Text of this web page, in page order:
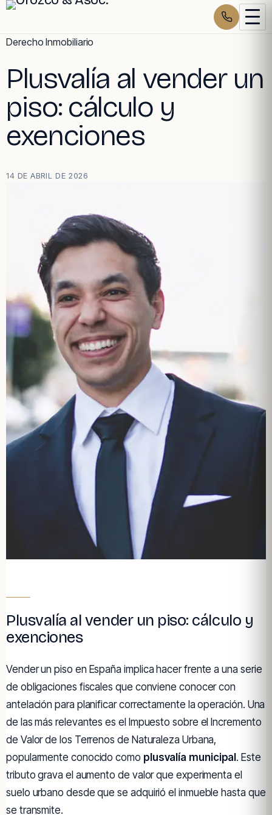
Skip
content
Derecho Inmobiliario
Plusvalía al vender un
piso: cálculo y
exenciones
14 DE ABRIL DE 2026
Plusvalía al vender un piso: cálculo y
exenciones
Vender un piso en España implica hacer frente a una serie
de obligaciones fiscales que conviene conocer con
antelación para planificar correctamente la operación. Una
de las más relevantes es el Impuesto sobre el Incremento
de Valor de los Terrenos de Naturaleza Urbana,
popularmente conocido como plusvalía municipal. Este
tributo grava el aumento de valor que experimenta el
suelo urbano desde que se adquirió el inmueble hasta que
se transmite.